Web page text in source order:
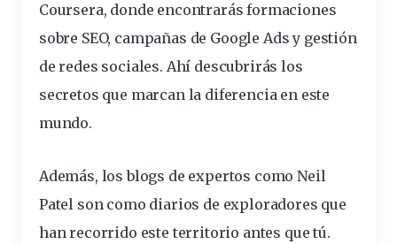
Coursera, donde encontrarás formaciones
sobre SEO, campañas de Google Ads y gestión
de redes sociales. Ahí descubrirás los
secretos que marcan la diferencia en este
mundo.
Además, los blogs de expertos como Neil
Patel son como diarios de exploradores que
han recorrido este territorio antes que tú.